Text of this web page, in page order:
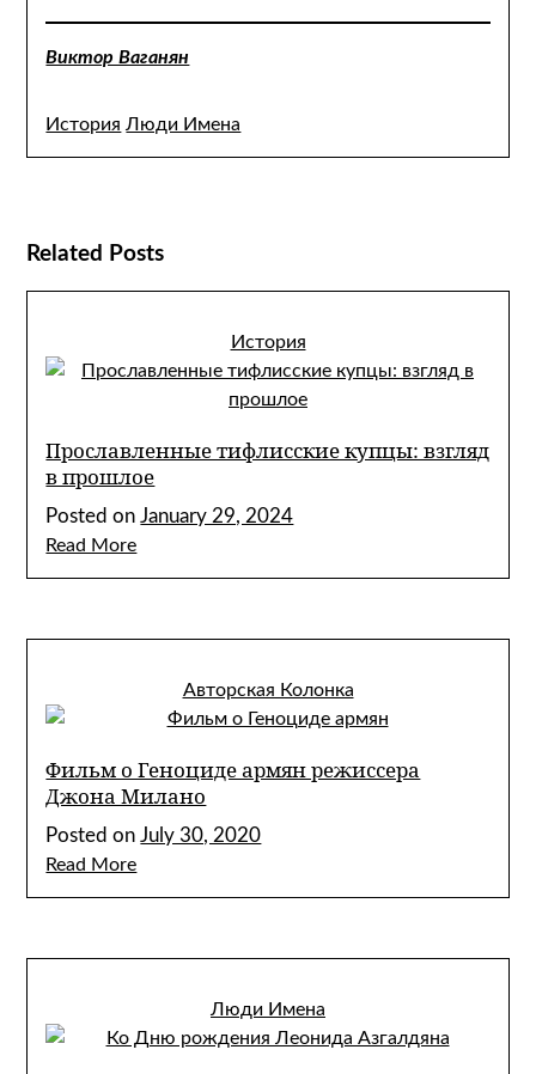
Виктор Ваганян
История Люди Имена
Related Posts
История
Прославленные тифлисские купцы: взгляд
в прошлое
Posted onJanuary 29, 2024
Read More
Авторская Колонка
Фильм о Геноциде армян режиссера
Джона Милано
Posted onJuly 30, 2020
Read More
Люди Имена